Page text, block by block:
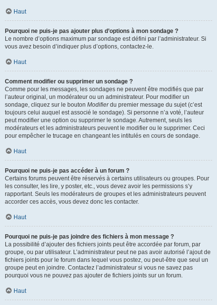
Haut
Pourquoi ne puis-je pas ajouter plus d’options à mon sondage ?
Le nombre d’options maximum par sondage est défini par l’administrateur. Si
vous avez besoin d’indiquer plus d’options, contactez-le.
Haut
Comment modifier ou supprimer un sondage ?
Comme pour les messages, les sondages ne peuvent être modifiés que par
l’auteur original, un modérateur ou un administrateur. Pour modifier un
sondage, cliquez sur le bouton Modifierdu premier message du sujet (c’est
toujours celui auquel est associé le sondage). Si personne n’a voté, l’auteur
peut modifier une option ou supprimer le sondage. Autrement, seuls les
modérateurs et les administrateurs peuvent le modifier ou le supprimer. Ceci
pour empêcher le trucage en changeant les intitulés en cours de sondage.
Haut
Pourquoi ne puis-je pas accéder à un forum ?
Certains forums peuvent être réservés à certains utilisateurs ou groupes. Pour
les consulter, les lire, y poster, etc., vous devez avoir les permissions s’y
rapportant. Seuls les modérateurs de groupes et les administrateurs peuvent
accorder ces accès, vous devez donc les contacter.
Haut
Pourquoi ne puis-je pas joindre des fichiers à mon message ?
La possibilité d’ajouter des fichiers joints peut être accordée par forum, par
groupe, ou par utilisateur. L’administrateur peut ne pas avoir autorisé l’ajout de
fichiers joints pour le forum dans lequel vous postez, ou peut-être que seul un
groupe peut en joindre. Contactez l’administrateur si vous ne savez pas
pourquoi vous ne pouvez pas ajouter de fichiers joints sur un forum.
Haut